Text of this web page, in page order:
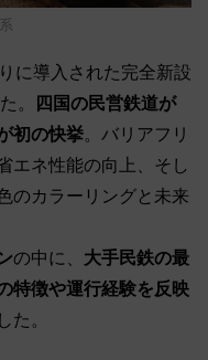
に導入された完全新設
。
四国の民営鉄道が
初の快挙。バリアフリ
エネ性能の向上、そし
のカラーリングと未来
の中に、 大手民鉄の最
特徴や運行経験を反映
た。